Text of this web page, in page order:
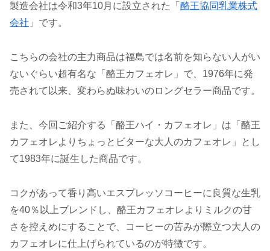
製造会社は令和3年10月に設立された「 酪王協同乳業株式
会社 」です。
こちらの会社の主力商品は福島では名前を知らない人がい
ないぐらい超有名な「酪王カフェオレ」で、1976年に発
売されて以来、変わらぬ味わいのロングセラー商品です。
また、今回ご紹介する「酪王ハイ・カフェオレ」は「酪王
カフェオレよりちょっとビターな大人のカフェオレ」とし
て1983年に誕生した商品です。
コクがあって香り高いエスプレッソコーヒーに良質な生乳
を40％以上ブレンドし、酪王カフェオレよりミルクの甘
さを控えめにすることで、コーヒーの苦みが際立つ大人の
カフェオレに仕上げられているのが特徴です。